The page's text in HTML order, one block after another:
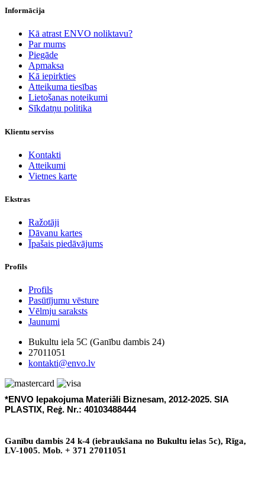
Informācija
Kā atrast ENVO noliktavu?
Par mums
Piegāde
Apmaksa
Kā iepirkties
Atteikuma tiesības
Lietošanas noteikumi
Sīkdatņu politika
Klientu serviss
Kontakti
Atteikumi
Vietnes karte
Ekstras
Ražotāji
Dāvanu kartes
Īpašais piedāvājums
Profils
Profils
Pasūtījumu vēsture
Vēlmju saraksts
Jaunumi
Bukultu iela 5C (Ganību dambis 24)
27011051
kontakti@envo.lv
*ENVO Iepakojuma Materiā li Biznesam, 2012-2025. SIA
PLASTIX, Reģ. Nr.: 40103488444
Ganību dambis 24 k-4 (iebraukšana no Bukultu ielas 5c), Rīga,
LV-1005. Mob. + 371 27011051